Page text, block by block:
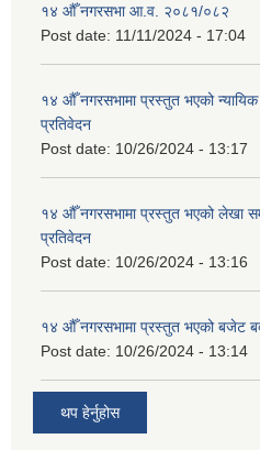
१४ औँ नगरसभा आ.व. २०८१/०८२
Post date: 11/11/2024 - 17:04
१४ औँ नगरसभामा प्रस्तुत भएको न्यायिक
प्रतिवेदन
Post date: 10/26/2024 - 13:17
१४ औँ नगरसभामा प्रस्तुत भएको लेखा
प्रतिवेदन
Post date: 10/26/2024 - 13:16
१४ औँ नगरसभामा प्रस्तुत भएको बजेट
Post date: 10/26/2024 - 13:14
थप हेर्नुहोस